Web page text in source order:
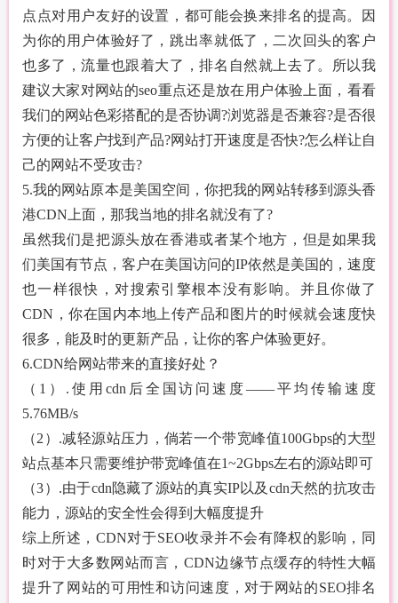
点点对用户友好的设置，都可能会换来排名的提高。因
为你的用户体验好了，跳出率就低了，二次回头的客户
也多了，流量也跟着大了，排名自然就上去了。所以我
建议大家对网站的seo重点还是放在用户体验上面，看看
我们的网站色彩搭配的是否协调?浏览器是否兼容?是否很
方便的让客户找到产品?网站打开速度是否快?怎么样让自
己的网站不受攻击?
5.我的网站原本是美国空间，你把我的网站转移到源头香
港CDN上面，那我当地的排名就没有了?
虽然我们是把源头放在香港或者某个地方，但是如果我
们美国有节点，客户在美国访问的IP依然是美国的，速度
也一样很快，对搜索引擎根本没有影响。并且你做了
CDN，你在国内本地上传产品和图片的时候就会速度快
很多，能及时的更新产品，让你的客户体验更好。
6.CDN给网站带来的直接好处？
（1）.使用cdn后全国访问速度——平均传输速度
5.76MB/s
（2）.减轻源站压力，倘若一个带宽峰值100Gbps的大型
站点基本只需要维护带宽峰值在1~2Gbps左右的源站即可
（3）.由于cdn隐藏了源站的真实IP以及cdn天然的抗攻击
能力，源站的安全性会得到大幅度提升
综上所述，CDN对于SEO收录并不会有降权的影响，同
时对于大多数网站而言，CDN边缘节点缓存的特性大幅
提升了网站的可用性和访问速度，对于网站的SEO排名